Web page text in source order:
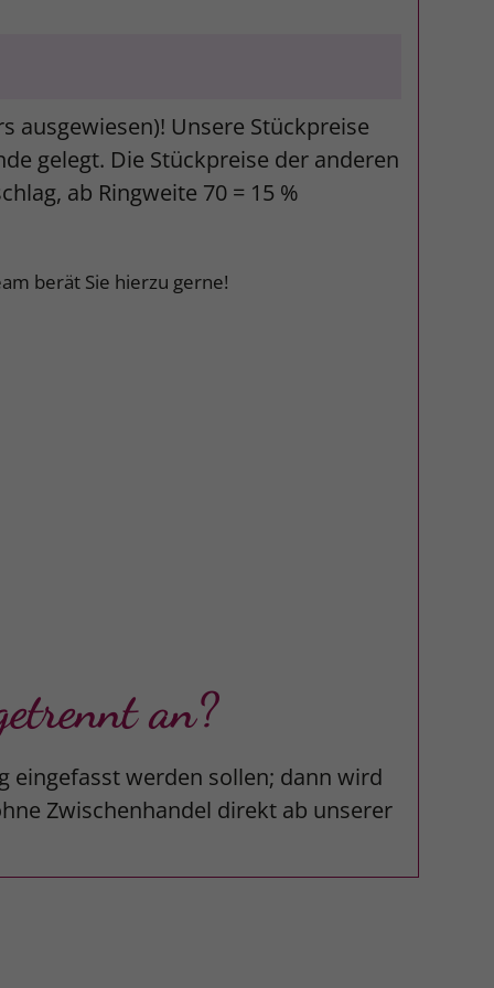
ausgewiesen)! Unsere Stückpreise
gelegt. Die Stückpreise der anderen
ab Ringweite 70 = 15 %
berät Sie hierzu gerne!
an?
eingefasst werden sollen; dann wird
Zwischenhandel direkt ab unserer